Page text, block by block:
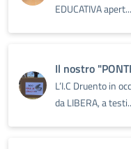
EDUCATIVA apert...
Il nostro
L’I.C Druento in
da LIBERA, a